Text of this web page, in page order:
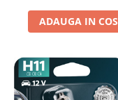
ADAUGA IN COS